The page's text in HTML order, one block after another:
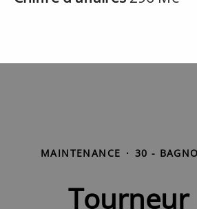
MAINTENANCE · 30 -
Tourneur